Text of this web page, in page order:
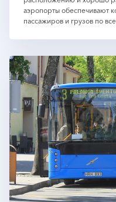
аэропорты обеспечивают
пассажиров и грузов по